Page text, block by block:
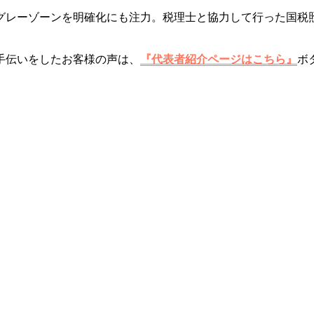
ーゾーンを明確化にも注力。税理士と協力して行った国
いをしたお客様の声は、 『代表者紹介ページはこちら』 ボ